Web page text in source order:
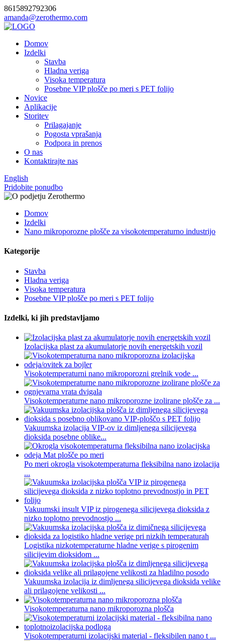
8615892792306
amanda@zerothermo.com
Domov
Izdelki
Stavba
Hladna veriga
Visoka temperatura
Posebne VIP plošče po meri s PET folijo
Novice
Aplikacije
Storitev
Prilagajanje
Pogosta vprašanja
Podpora in prenos
O nas
Kontaktirajte nas
English
Pridobite ponudbo
Domov
Izdelki
Nano mikroporozne plošče za visokotemperaturno industrijo
Kategorije
Stavba
Hladna veriga
Visoka temperatura
Posebne VIP plošče po meri s PET folijo
Izdelki, ki jih predstavljamo
Izolacijska plast za akumulatorje novih energetskih vozil
Visokotemperaturni nano mikroporozni grelnik vode ...
Visokotemperaturne nano mikroporozne izolirane plošče za ...
Vakuumska izolacija VIP-ov iz dimljenega silicijevega
dioksida posebne oblike...
Po meri okrogla visokotemperaturna fleksibilna nano izolacija
...
Vakuumski insult VIP iz pirogenega silicijevega dioksida z
nizko toplotno prevodnostjo ...
Logistika nizkotemperaturne hladne verige s pirogenim
silicijevim dioksidom ...
Vakuumska izolacija iz dimljenega silicijevega dioksida velike
ali prilagojene velikosti ...
Visokotemperaturna nano mikroporozna plošča
Visokotemperaturni izolacijski material - fleksibilen nano t ...